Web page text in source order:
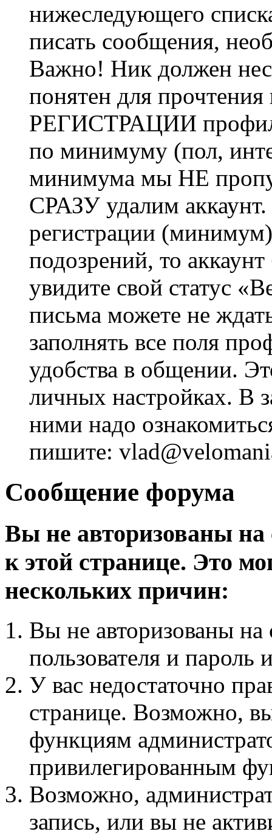
нижеследующего
писать сообщения,
Важно! Ник должен
понятен для
РЕГИСТРАЦИИ профиль
по минимуму (пол,
минимума мы НЕ
СРАЗУ удалим
регистрации
подозрений, то
увидите свой статус
письма можете не
заполнять все поля
удобства в общении.
личных настройках. В
ними надо
пишите:
Сообщение форума
Вы не авторизованы на
к этой странице. Это
нескольких причин:
Вы не авторизованы на
пользователя и пароль
У вас недостаточно
странице. Возможно,
функциям
привилегированным
Возможно,
запись, или вы не